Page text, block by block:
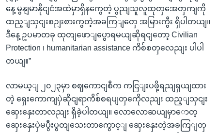
နေ့ မွနျမာနိုငျငံအထဲမှာရှိနကွေတဲ့ ပွညျသူလူထုတှအေတှကျကို
ထည့ျသှငျးစဉျးစားကွတဲ့အခကြျတှေ အမြားကွီး ရှိပါတယျ။
ဒီနေ့ ဥပမာတခု ထုတျဖောျပွောရမယျဆိုရငျတော့ Civilian
Protection ၊ humanitarian assistance ကိစ်စတှလေညျး ပါပါ
တယျ။”
လာမယ့ျ ၂၀၂၃မှာ စဈကောငျစီက ကငြျးပဖို့ရညျရှယျထား
တဲ့ ရှေးကောကျပှဲဆိုငျရာကိစ်စရပျတှကေိုလညျး ထည့ျသှငျး
ဆှေးနှေးတာလညျး ရှိခဲ့ပါတယျ။ လောလောဆယျမှာောတ့
ဆှေးနှေးပှဲမပွီးပွတျသေးတာကွောင့ျ ဆှေးနှေးတဲ့အခကြျတှ